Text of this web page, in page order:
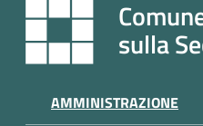
p
p
sulla
AMMINISTRAZIONE